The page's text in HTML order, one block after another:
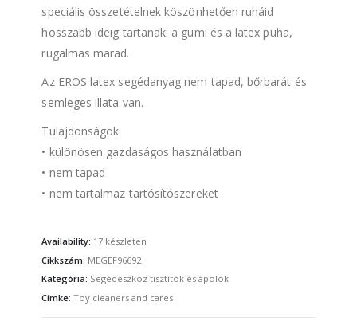
speciális összetételnek köszönhetően ruháid
hosszabb ideig tartanak: a gumi és a latex puha,
rugalmas marad.
Az EROS latex segédanyag nem tapad, bőrbarát és
semleges illata van.
Tulajdonságok:
• különösen gazdaságos használatban
• nem tapad
• nem tartalmaz tartósítószereket
Availability: 17 készleten
Cikkszám: MEGEF96692
Kategória: Segédeszköz tisztítók és ápolók
Címke:Toy cleaners and cares